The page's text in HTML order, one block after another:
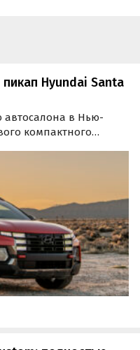
Hyundai Santa
автосалона в Нью-
компактного